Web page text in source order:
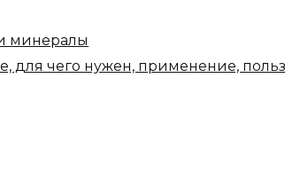
минералы
для чего нужен, применение,